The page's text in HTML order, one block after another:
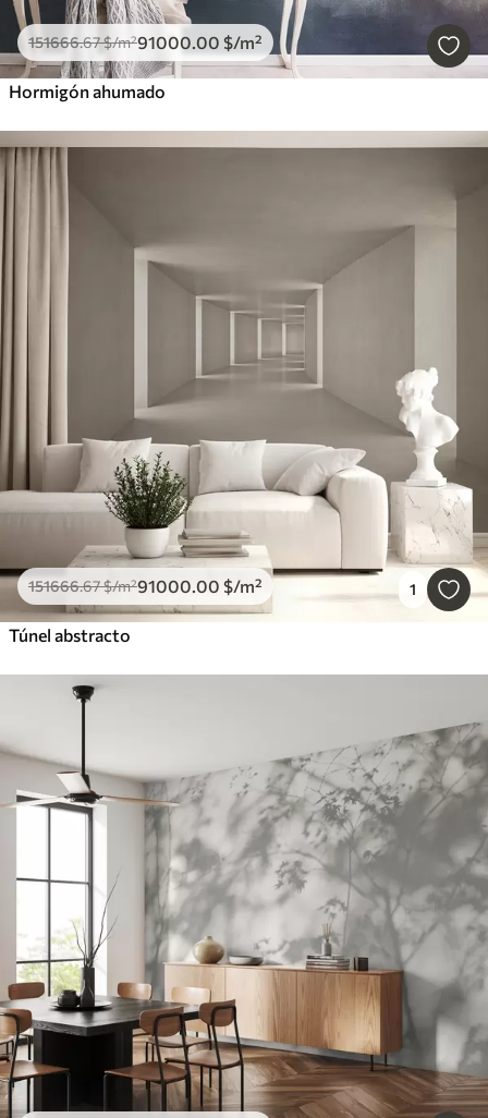
151666.67$/m²91000.00 $/m²
Hormigón ahumado
151666.67$/m²91000.00 $/m² 1
Túnel abstracto